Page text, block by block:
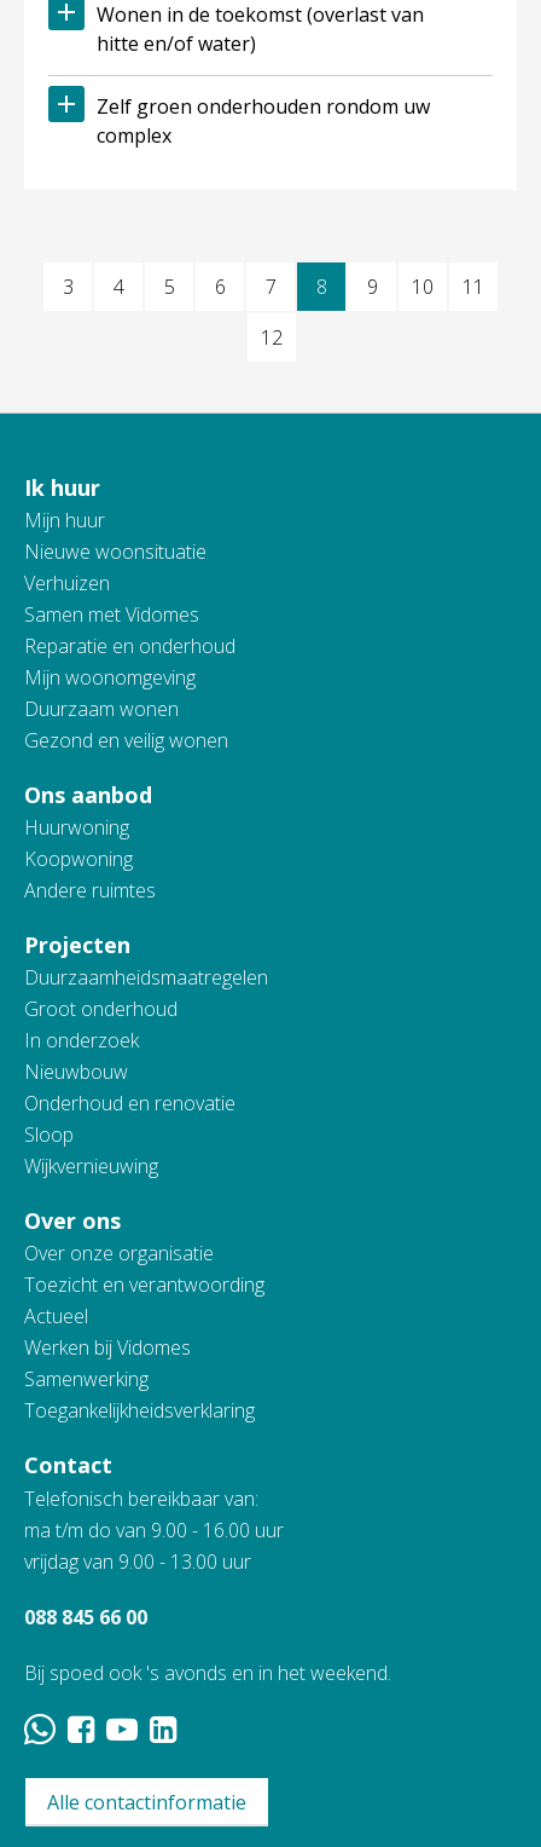
Wonen in de toekomst (overlast van
hitte en/of water)
Zelf groen onderhouden rondom uw
complex
Selecteer een pagina
3 4 5 6 7 8 9 10
11
12
Contactinformatie
Ik huur
Mijn huur
Nieuwe woonsituatie
Verhuizen
Samen met Vidomes
Reparatie en onderhoud
Mijn woonomgeving
Duurzaam wonen
Gezond en veilig wonen
Ons aanbod
Huurwoning
Koopwoning
Andere ruimtes
Projecten
Duurzaamheidsmaatregelen
Groot onderhoud
In onderzoek
Nieuwbouw
Onderhoud en renovatie
Sloop
Wijkvernieuwing
Over ons
Over onze organisatie
Toezicht en verantwoording
Actueel
Werken bij Vidomes
Samenwerking
Toegankelijkheidsverklaring
Contact
Telefonisch bereikbaar van:
ma t/m do van 9.00 - 16.00 uur
vrijdag van 9.00 - 13.00 uur
088 845 66 00
Bij spoed ook 's avonds en in het weekend.
Alle contactinformatie